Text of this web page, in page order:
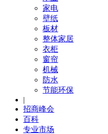
家电
壁纸
板材
整体家居
衣柜
窗帘
机械
防水
节能环保
|
招商峰会
百科
专业市场